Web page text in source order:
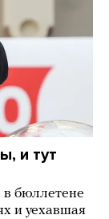
и тут
бюллетене
и уехавшая